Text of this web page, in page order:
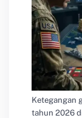
Ketegangan
tahun 2026